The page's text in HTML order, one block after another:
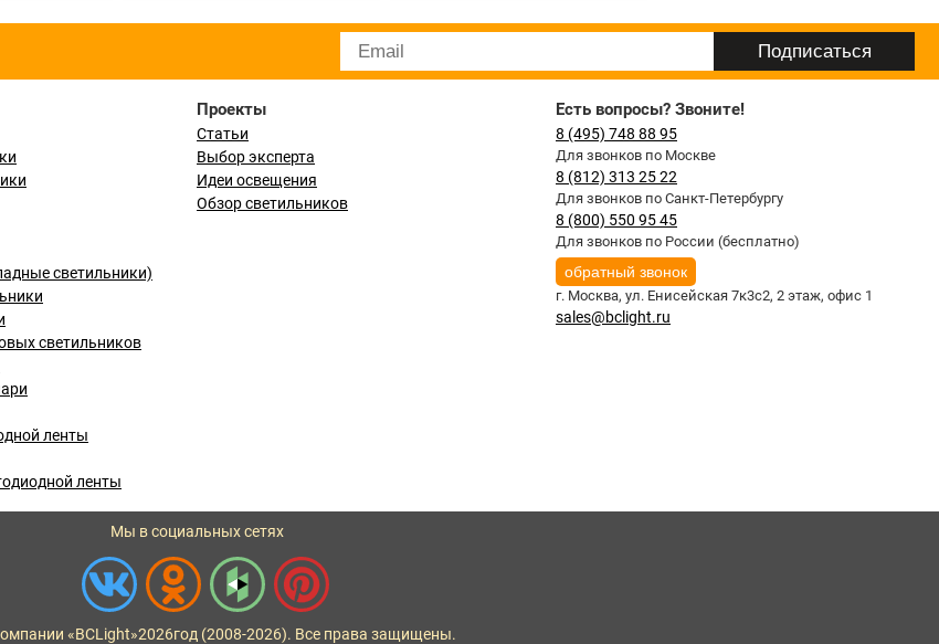
светильники)
светильников
ленты
ленты
Проекты
Статьи
Выбор эксперта
Идеи освещения
Обзор светильников
Есть вопросы? Звоните!
8 (495) 748 88 95
Для звонков по Москве
8 (812) 313 25 22
Для звонков по Санкт-Петербургу
8 (800) 550 95 45
Для звонков по России (бесплатно)
обратный звонок
г. Москва, ул. Енисейская 7к3с2, 2 этаж, офис 1
sales@bclight.ru
Мы в социальных сетях
«BCLight»2026год (2008-2026). Все права защищены.